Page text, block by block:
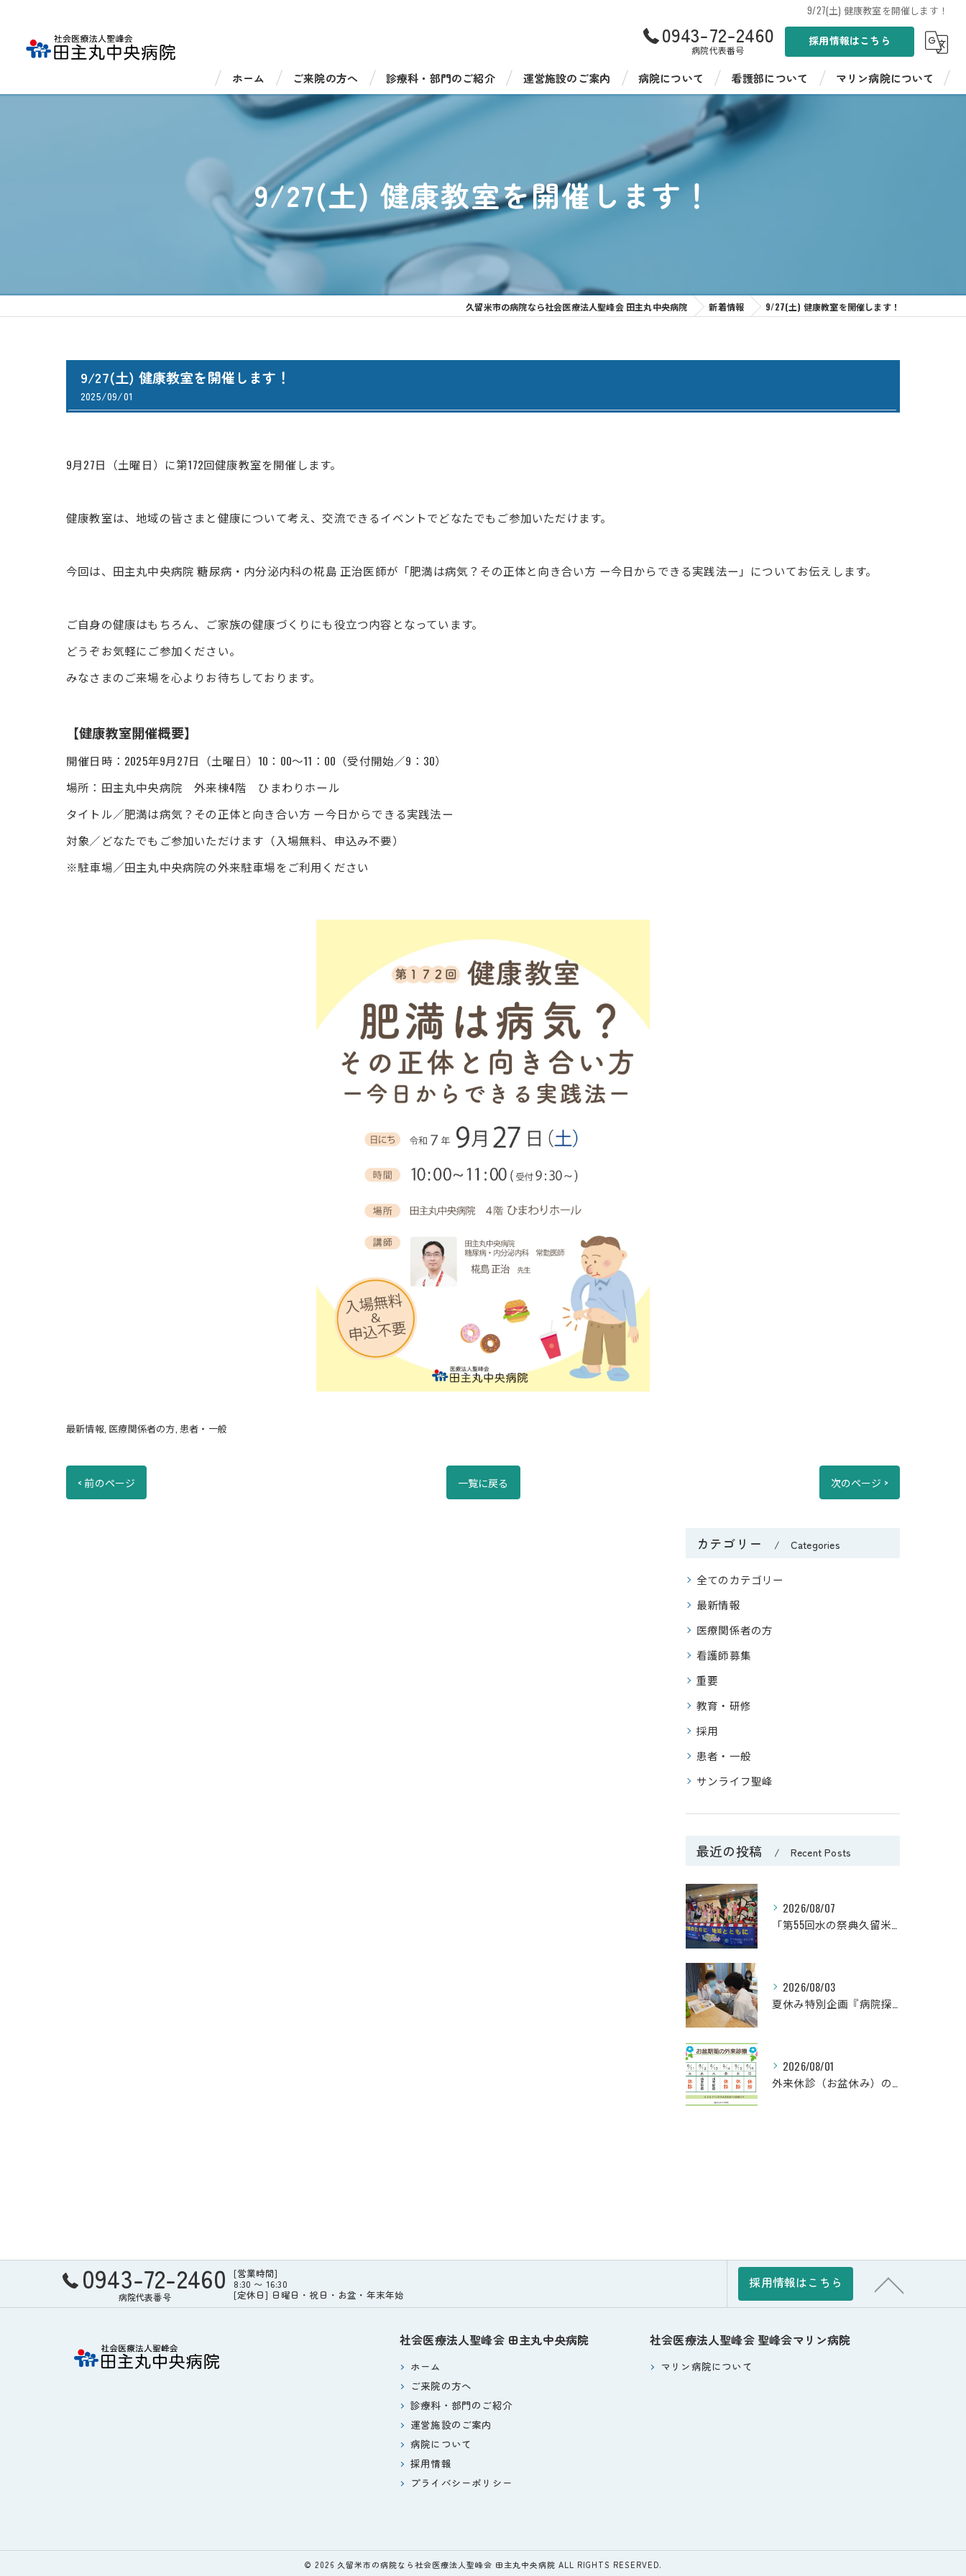
9/27(土) 健康教室を開催します！
0943-72-2460
病院代表番号
採用情報はこちら
ホーム ご来院の方へ
外来受診について
入院・手術について
医療機器のご紹介
医療福祉相談窓口
診療科・部門のご紹介
総合診療科（一般内科）
消化器内科
脳神経内科
呼吸器内科
糖尿病・内分泌内科
心臓血管外科
歯科・口腔外科
精神科
皮膚科
ペースメーカー 不整脈外来
内視鏡センター
放射線科
栄養科
リハビリテーション科
検査科
臨床工学科
総合質管理部（TQM）
看護支援部
運営施設のご案内
健康診断・人間ドック
介護老人保健施設 サンライフ聖峰
通所リハビリテーション パワーデイケア 燦ふらわー
通所リハビリ デイケアセンター ひまわり
認知症対応型共同生活介護 グループホームひまわり1号館
病院について 看護部について
看護部紹介
マリン病院について
9/27(土) 健康教室を開催します！
久留米市の病院なら社会医療法人聖峰会 田主丸中央病院 新着情報 9/27(土) 健康教室を開催します！
9/27(土) 健康教室を開催します！
2025/09/01
9月27日（土曜日）に第172回健康教室を開催します。
健康教室は、地域の皆さまと健康について考え、交流できるイベントでどなたでもご参加いただけます。
今回は、田主丸中央病院 糖尿病・内分泌内科の椛島 正治医師が「肥満は病気？その正体と向き合い方 ー今日からできる実践法ー」についてお伝えします。
ご自身の健康はもちろん、ご家族の健康づくりにも役立つ内容となっています。
どうぞお気軽にご参加ください。
みなさまのご来場を心よりお待ちしております。
【健康教室開催概要】
開催日時：2025年9月27日（土曜日）10：00～11：00（受付開始／9：30）
場所：田主丸中央病院 外来棟4階 ひまわりホール
タイトル／肥満は病気？その正体と向き合い方 ー今日からできる実践法ー
対象／どなたでもご参加いただけます（入場無料、申込み不要）
※駐車場／田主丸中央病院の外来駐車場をご利用ください
最新情報 医療関係者の方 患者・一般
< 前のページ 一覧に戻る 次のページ >
カテゴリー Categories
全てのカテゴリー
最新情報
医療関係者の方
看護師募集
重要
教育・研修
採用
患者・一般
サンライフ聖峰
最近の投稿 Recent Posts
2026/08/07
「第55回水の祭典久留米まつり」に参加しました！
2026/08/03
夏休み特別企画『病院探検隊2026』を開催しました！
2026/08/01
外来休診（お盆休み）のお知らせ
0943-72-2460
病院代表番号
[営業時間]
8:30 〜 16:30
[定休日] 日曜日・祝日・お盆・年末年始
採用情報はこちら
社会医療法人聖峰会 田主丸中央病院
ホーム
ご来院の方へ
診療科・部門のご紹介
運営施設のご案内
病院について
採用情報
プライバシーポリシー
社会医療法人聖峰会 聖峰会マリン病院
マリン病院について
© 2026 久留米市の病院なら社会医療法人聖峰会 田主丸中央病院 ALL RIGHTS RESERVED.